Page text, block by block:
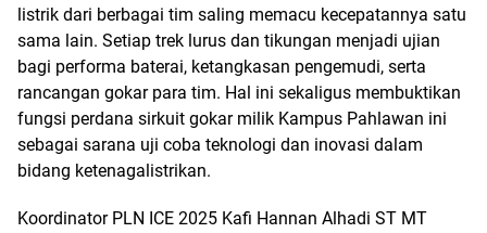
listrik dari berbagai tim saling memacu kecepatannya satu
sama lain. Setiap trek lurus dan tikungan menjadi ujian
bagi performa baterai, ketangkasan pengemudi, serta
rancangan gokar para tim. Hal ini sekaligus membuktikan
fungsi perdana sirkuit gokar milik Kampus Pahlawan ini
sebagai sarana uji coba teknologi dan inovasi dalam
bidang ketenagalistrikan.
Koordinator PLN ICE 2025 Kafi Hannan Alhadi ST MT